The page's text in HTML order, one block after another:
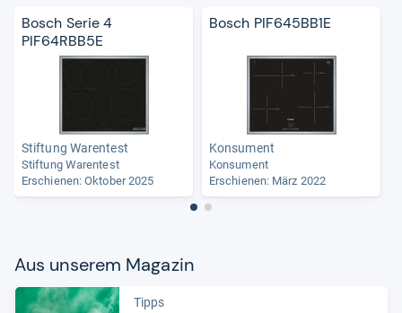
Bosch Serie 4
PIF64RBB5E
Stiftung Warentest
Stiftung Warentest
Erschienen: Oktober 2025
Bosch PIF645BB1E
Konsument
Konsument
Erschienen: März 2022
Aus unse­rem Maga­zin
Tipps